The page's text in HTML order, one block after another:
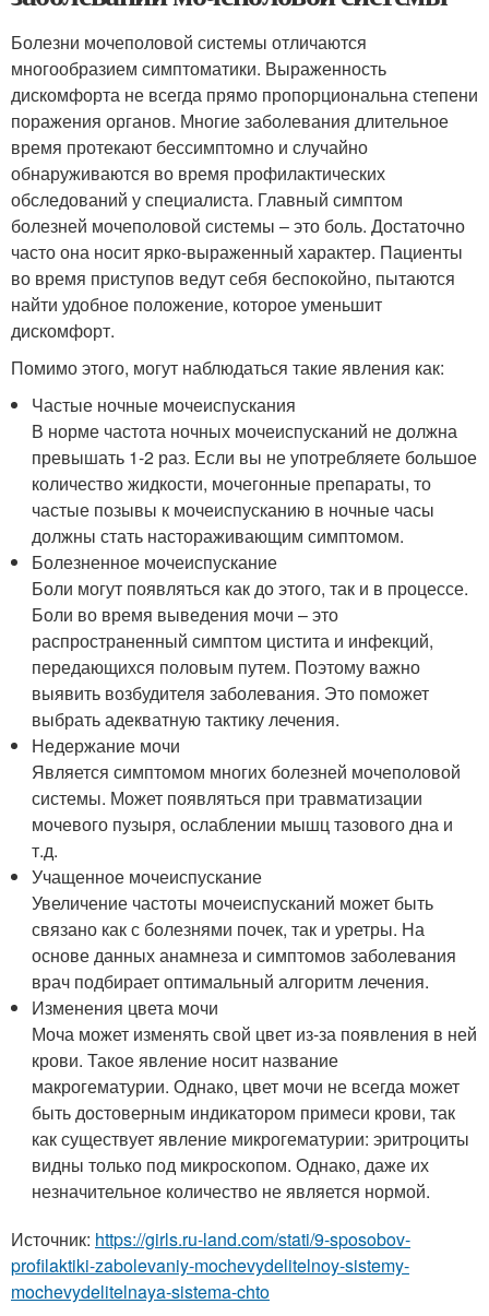
Болезни мочеполовой системы отличаются
многообразием симптоматики. Выраженность
дискомфорта не всегда прямо пропорциональна степени
поражения органов. Многие заболевания длительное
время протекают бессимптомно и случайно
обнаруживаются во время профилактических
обследований у специалиста. Главный симптом
болезней мочеполовой системы – это боль. Достаточно
часто она носит ярко-выраженный характер. Пациенты
во время приступов ведут себя беспокойно, пытаются
найти удобное положение, которое уменьшит
дискомфорт.
Помимо этого, могут наблюдаться такие явления как:
Частые ночные мочеиспускания
В норме частота ночных мочеиспусканий не должна
превышать 1-2 раз. Если вы не употребляете большое
количество жидкости, мочегонные препараты, то
частые позывы к мочеиспусканию в ночные часы
должны стать настораживающим симптомом.
Болезненное мочеиспускание
Боли могут появляться как до этого, так и в процессе.
Боли во время выведения мочи – это
распространенный симптом цистита и инфекций,
передающихся половым путем. Поэтому важно
выявить возбудителя заболевания. Это поможет
выбрать адекватную тактику лечения.
Недержание мочи
Является симптомом многих болезней мочеполовой
системы. Может появляться при травматизации
мочевого пузыря, ослаблении мышц тазового дна и
т.д.
Учащенное мочеиспускание
Увеличение частоты мочеиспусканий может быть
связано как с болезнями почек, так и уретры. На
основе данных анамнеза и симптомов заболевания
врач подбирает оптимальный алгоритм лечения.
Изменения цвета мочи
Моча может изменять свой цвет из-за появления в ней
крови. Такое явление носит название
макрогематурии. Однако, цвет мочи не всегда может
быть достоверным индикатором примеси крови, так
как существует явление микрогематурии: эритроциты
видны только под микроскопом. Однако, даже их
незначительное количество не является нормой.
Источник: https://girls.ru-land.com/stati/9-sposobov-
profilaktiki-zabolevaniy-mochevydelitelnoy-sistemy-
mochevydelitelnaya-sistema-chto